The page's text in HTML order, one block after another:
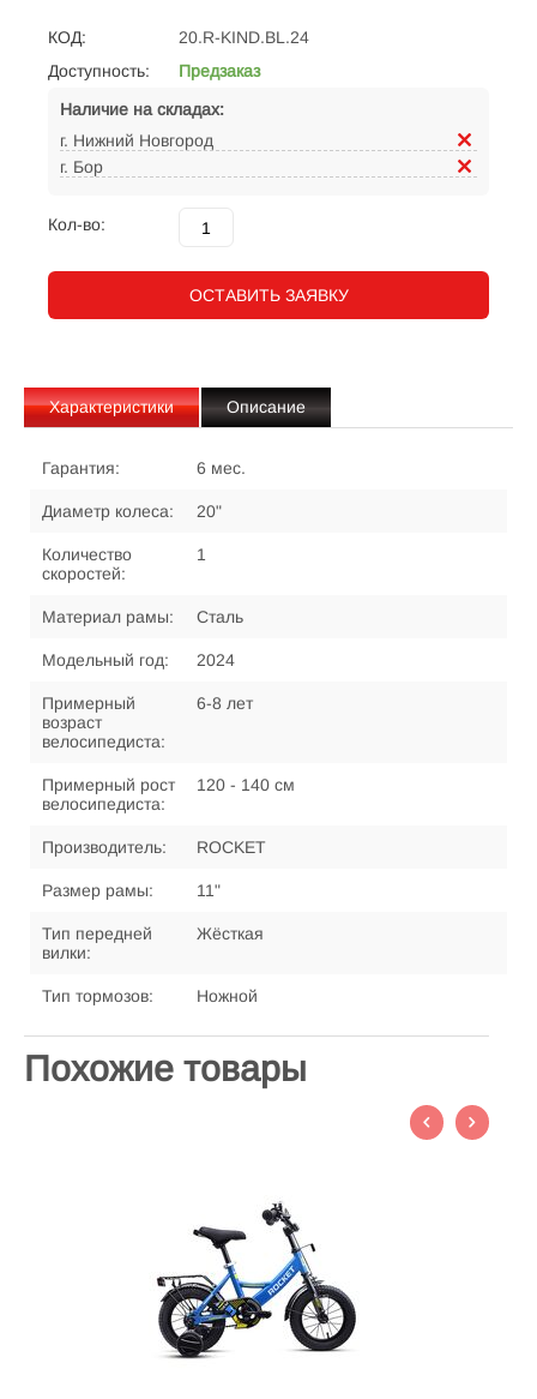
КОД:
20.R-KIND.BL.24
Доступность:
Предзаказ
Наличие на складах:
г. Нижний Новгород
г. Бор
Кол-во:
ОСТАВИТЬ ЗАЯВКУ
Характеристики Описание
Гарантия: 6 мес.
Диаметр колеса: 20"
Количество
скоростей:
1
Материал рамы: Сталь
Модельный год: 2024
Примерный
возраст
велосипедиста:
6-8 лет
Примерный рост
велосипедиста:
120 - 140 см
Производитель: ROCKET
Размер рамы: 11"
Тип передней
вилки:
Жёсткая
Тип тормозов: Ножной
Похожие товары